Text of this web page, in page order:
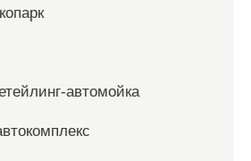
автомойка